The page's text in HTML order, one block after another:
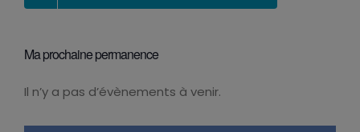
Ma prochaine permanence
Notice
Il n’y a pas d’évènements à venir.